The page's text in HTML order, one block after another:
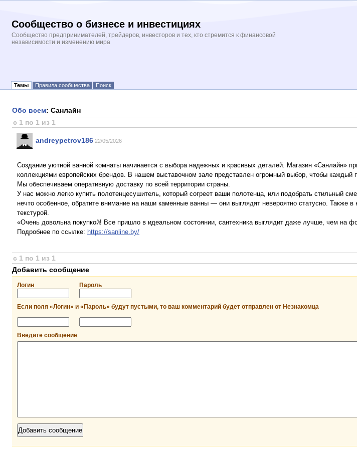
Сообщество о бизнесе и инвестициях
Сообщество предпринимателей, трейдеров, инвесторов и тех, кто стремится к финансовой
независимости и изменению мира
Темы Правила сообщества Поиск
Обо всем: Санлайн
с 1 по 1 из 1
andreypetrov186 22/05/2026
Создание уютной ванной комнаты начинается с выбора надежных и красивых деталей. Магазин «Санлайн»
коллекциями европейских брендов. В нашем выставочном зале представлен огромный выбор, чтобы каждый
Мы обеспечиваем оперативную доставку по всей территории страны.
У нас можно легко купить полотенцесушитель, который согреет ваши полотенца, или подобрать стильный
нечто особенное, обратите внимание на наши каменные ванны — они выглядят невероятно статусно. Также
текстурой.
«Очень довольна покупкой! Все пришло в идеальном состоянии, сантехника выглядит даже лучше, чем на
Подробнее по ссылке: https://sanline.by/
с 1 по 1 из 1
Добавить сообщение
Логин Пароль
Если поля «Логин» и «Пароль» будут пустыми, то ваш комментарий будет отправлен от Незнакомца
Введите сообщение